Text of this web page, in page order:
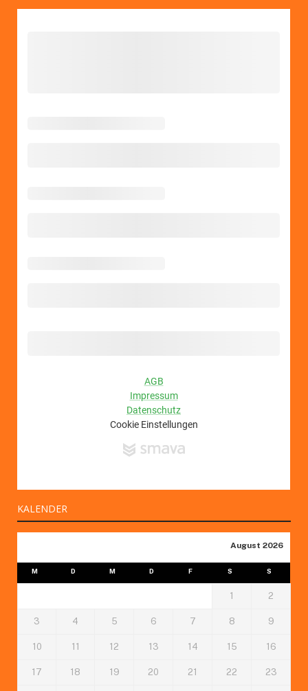
KALENDER
August 2026
M D M D F S S
1 2
3 4 5 6 7 8 9
10 11 12 13 14 15 16
17 18 19 20 21 22 23